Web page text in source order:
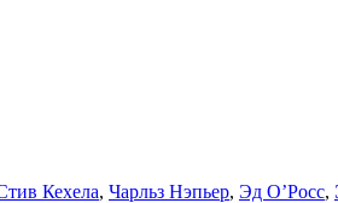
Кехела, Чарльз Нэпьер, Эд О’Росс,